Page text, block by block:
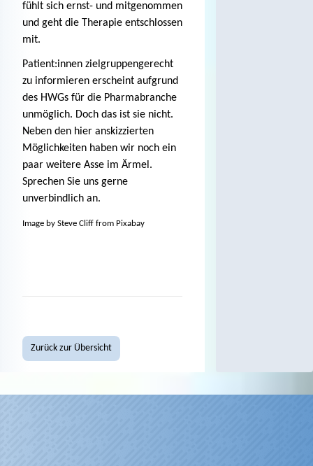
fühlt sich ernst- und mitgenommen
und geht die Therapie entschlossen
mit.
Patient:innen zielgruppengerecht
zu informieren erscheint aufgrund
des HWGs für die Pharmabranche
unmöglich. Doch das ist sie nicht.
Neben den hier anskizzierten
Möglichkeiten haben wir noch ein
paar weitere Asse im Ärmel.
Sprechen Sie uns gerne
unverbindlich an.
Image by Steve Cliff from Pixabay
Zurück zur Übersicht